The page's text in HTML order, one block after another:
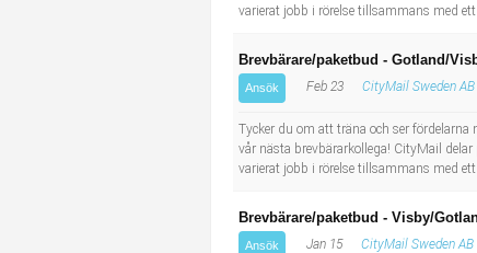
Installation, drift, underhåll
Kropps- och skönhetsvård
Tidningsbud/Tidningsdistributör
Lärare i fritidshem/Fritidspedagog
Taxiförare/Taxichaufför
varierat jobb i rörelse tillsammans med
Brevbärare/paketbud - Gotland/
Ansök Feb 23 CityMail Sweden AB
Tycker du om att träna och ser fördelarna
vår nästa brevbärarkollega! CityMail
varierat jobb i rörelse tillsammans med
Brevbärare/paketbud - Visby/
Ansök Jan 15 CityMail Sweden AB